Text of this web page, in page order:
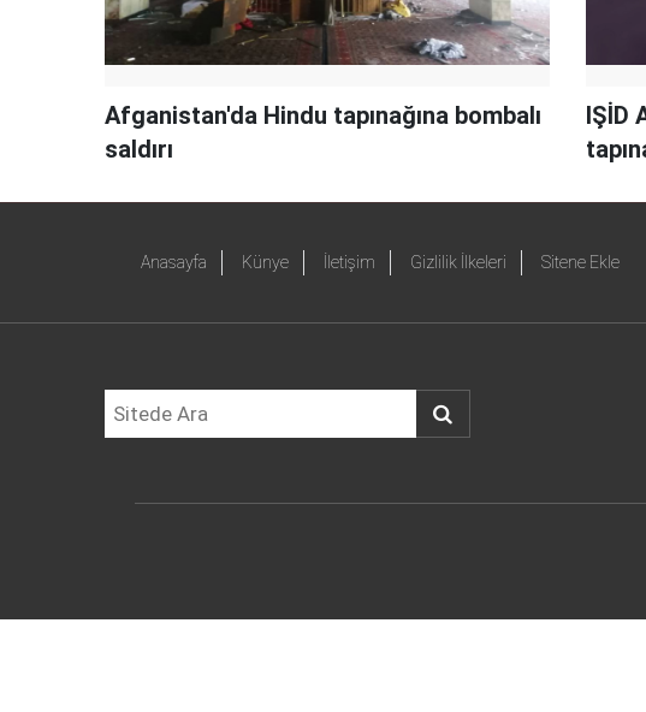
Afganistan'da Hindu tapınağına bombalı
saldırı
IŞİD
Anasayfa Künye İletişim Gizlilik İlkeleri Sitene Ekle